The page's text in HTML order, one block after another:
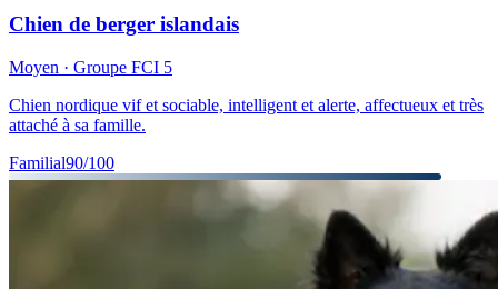
Chien de berger islandais
Moyen · Groupe FCI 5
Chien nordique vif et sociable, intelligent et alerte, affectueux et très
attaché à sa famille.
Familial90/100